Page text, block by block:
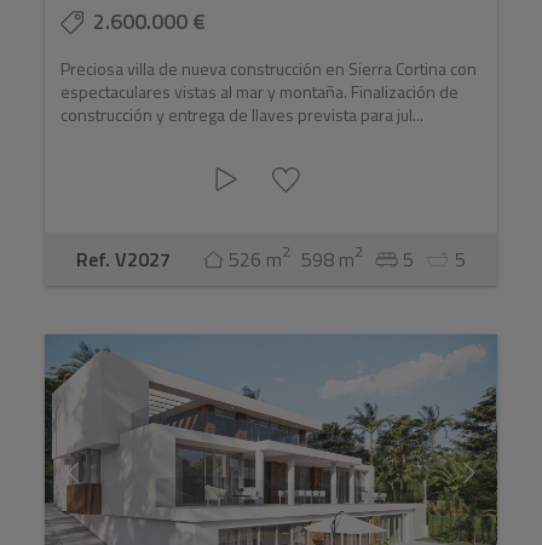
2.600.000 €
Preciosa villa de nueva construcción en Sierra Cortina con
espectaculares vistas al mar y montaña. Finalización de
construcción y entrega de llaves prevista para jul...
Ref. V2027 526 m2 598 m2 5 5